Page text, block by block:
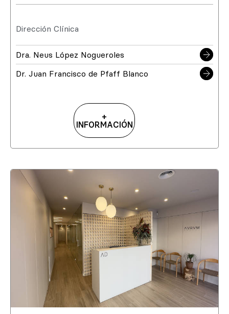
Dirección Clínica
Dra. Neus López Nogueroles
Dr. Juan Francisco de Pfaff Blanco
+
INFORMACIÓN